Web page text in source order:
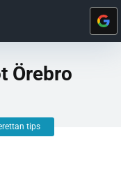
Örebro
tips